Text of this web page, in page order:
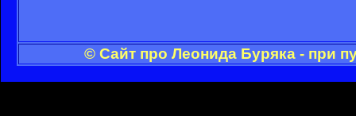
© Сайт про Леонида Буряка - при